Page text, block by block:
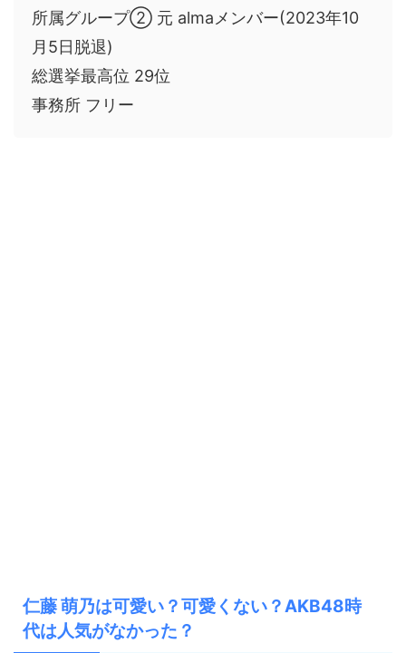
所属グループ② 元 almaメンバー(2023年10
月5日脱退)
総選挙最高位 29位
事務所 フリー
仁藤 萌乃は可愛い？可愛くない？AKB48時
代は人気がなかった？